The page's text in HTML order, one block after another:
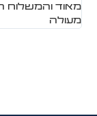
מאוד והמשלוח
מעולה